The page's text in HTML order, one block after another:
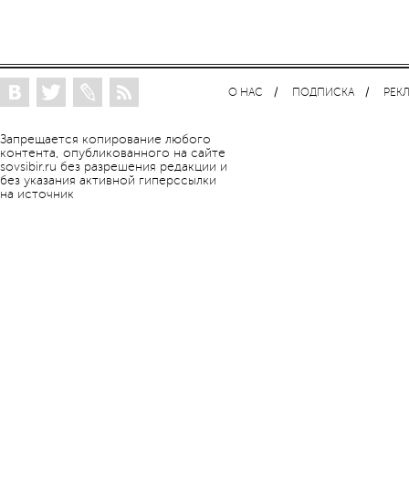
Запрещается копирование любого
контента, опубликованного на сайте
sovsibir.ru без разрешения редакции и
без указания активной гиперссылки
на источник
О НАС ПОДПИСКА